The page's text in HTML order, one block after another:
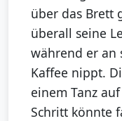
über das Brett
überall seine
während er an
Kaffee nippt.
einem Tanz
Schritt könnte